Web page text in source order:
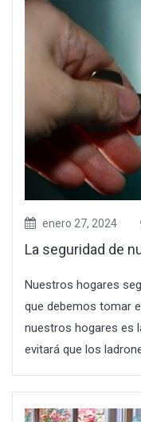
enero 27, 2024
La seguridad de
Nuestros hogares
que debemos tomar
nuestros hogares es
evitará que los